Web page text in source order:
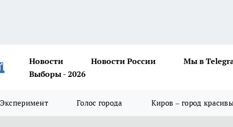
Новости Новости России Мы в
Выборы - 2026
Эксперимент Голос города Киров – город